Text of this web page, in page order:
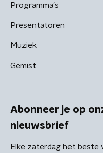
Programma's
Presentatoren
Muziek
Gemist
Abonneer je op
nieuwsbrief
Elke zaterdag het beste